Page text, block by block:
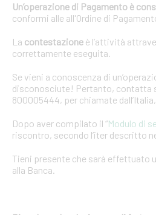
Un’operazione di Pagamento è
conformi alle all'Ordine di
La contestazione è l’attività
correttamente eseguita.
Se vieni a conoscenza di
disconosciute! Pertanto, contatta
800005444, per chiamate
Dopo aver compilato il “Modulo di
riscontro, secondo l’iter descritto
Tieni presente che sarà effettuato
alla Banca.